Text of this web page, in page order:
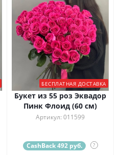
БЕСПЛАТНАЯ ДОСТАВКА
Букет из 55 роз Эквадор
Пинк Флоид (60 см)
Артикул: 011599
CashBack 492 руб. ?